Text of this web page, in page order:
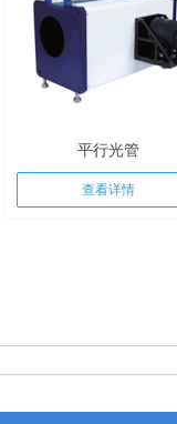
平行光管
查看详情